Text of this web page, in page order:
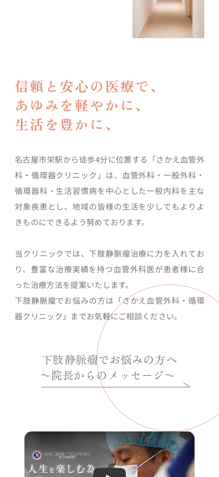
信頼と安心の医療で、
あゆみを軽やかに、
生活を豊かに、
名古屋市栄駅から徒歩4分に位置する「さかえ血管外
科・循環器クリニック」は、血管外科・一般外科・
循環器科・生活習慣病を中心とした一般内科を主な
対象疾患とし、地域の皆様の生活を少しでもよりよ
きものにできるよう努めております。
当クリニックでは、下肢静脈瘤治療に力を入れてお
り、豊富な治療実績を持つ血管外科医が患者様に合
った治療方法を提案いたします。
下肢静脈瘤でお悩みの方は「さかえ血管外科・循環
器クリニック」までお気軽にご相談ください。
下肢静脈瘤でお悩みの方へ
〜院長からのメッセージ〜